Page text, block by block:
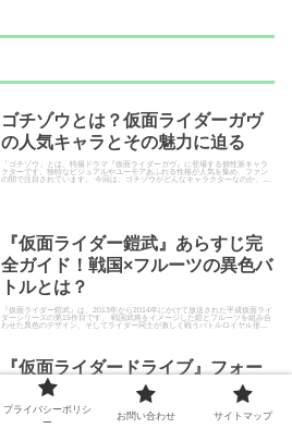
ゴチゾウとは？仮面ライダーガヴ
の人気キャラとその魅力に迫る
「ゴチゾウ」とは、特撮ドラマ『仮面ライダーガヴ』に登場する個性派キャラ
クターです。独特なビジュアルやユーモアあふれる性格が人気を集め、ファン
の間で注目されています。 今回は、ゴチゾウがどんなキャラクターなのか、そ
『仮面ライダー鎧武』あらすじ完
全ガイド！戦国×フルーツの異色バ
トルとは？
『仮面ライダー鎧武』は、2013年から2014年にかけて放送された平成仮面ライ
ダーシリーズの第15作目です。 戦国武将をイメージした鎧とフルーツを組み合
わせた異色のデザイン、そしてライダー同士が激しく戦うバトルロイヤル形式
『仮面ライダードライブ』フォー
ムチェンジ一覧！最強フォーム
「タイプトライドロン」まで徹底
プライバシーポリシ
ー
お問い合わせ サイトマップ